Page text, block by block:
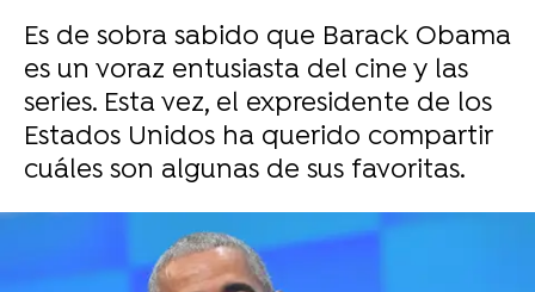
Es de sobra sabido que Barack Obama
es un voraz entusiasta del cine y las
series. Esta vez, el expresidente de los
Estados Unidos ha querido compartir
cuáles son algunas de sus favoritas.
-